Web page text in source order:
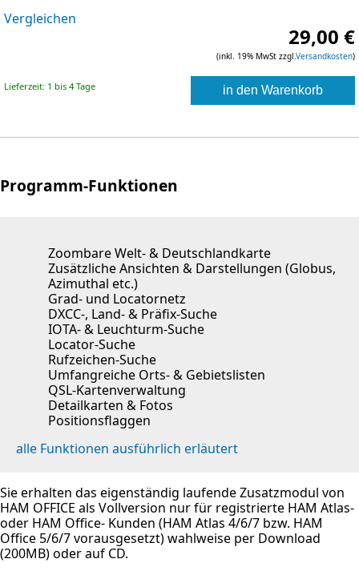
Vergleichen
29,00 €
(inkl. 19% MwSt zzgl. Versandkosten)
in den Warenkorb
Lieferzeit: 1 bis 4 Tage
Programm-Funktionen
Zoombare Welt- & Deutschlandkarte
Zusätzliche Ansichten & Darstellungen (Globus,
Azimuthal etc.)
Grad- und Locatornetz
DXCC-, Land- & Präfix-Suche
IOTA- & Leuchturm-Suche
Locator-Suche
Rufzeichen-Suche
Umfangreiche Orts- & Gebietslisten
QSL-Kartenverwaltung
Detailkarten & Fotos
Positionsflaggen
alle Funktionen ausführlich erläutert
Sie erhalten das eigenständig laufende Zusatzmodul von
HAM OFFICE als Vollversion nur für registrierte HAM Atlas-
oder HAM Office- Kunden (HAM Atlas 4/6/7 bzw. HAM
Office 5/6/7 vorausgesetzt) wahlweise per Download
(200MB) oder auf CD.